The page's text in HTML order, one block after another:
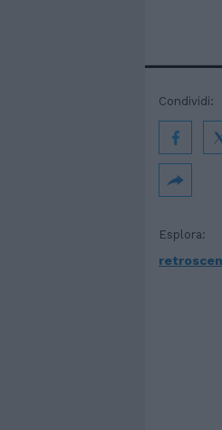
Esplora:
Condividi: